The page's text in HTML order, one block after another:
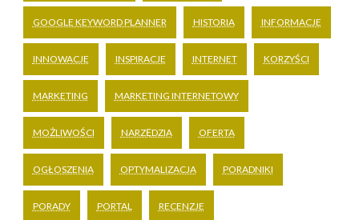
GOOGLE KEYWORD PLANNER HISTORIA INFORMACJE
INNOWACJE INSPIRACJE INTERNET KORZYŚCI
MARKETING MARKETING INTERNETOWY
MOŻLIWOŚCI NARZĘDZIA OFERTA
OGŁOSZENIA OPTYMALIZACJA PORADNIKI
PORADY PORTAL RECENZJE